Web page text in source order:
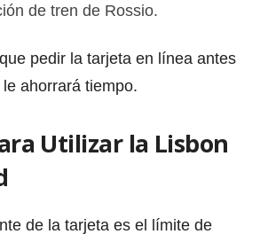
de tren de Rossio.
pedir la tarjeta en línea antes
ahorrará tiempo.
Utilizar la Lisbon
de la tarjeta es el límite de